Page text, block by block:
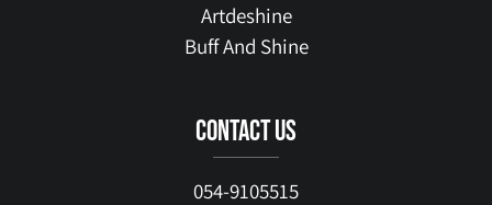
Artdeshine
Buff And Shine
contact us
054-9105515